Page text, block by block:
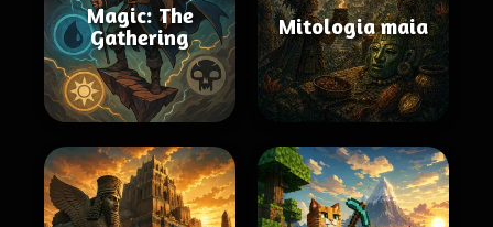
Magic: The
Gathering
Mitologia maia